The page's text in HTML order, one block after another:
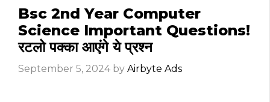
Bsc 2nd Year Computer
Science Important Questions!
रटलो पक्का आएंगे ये प्रश्न
September 5, 2024 by Airbyte Ads